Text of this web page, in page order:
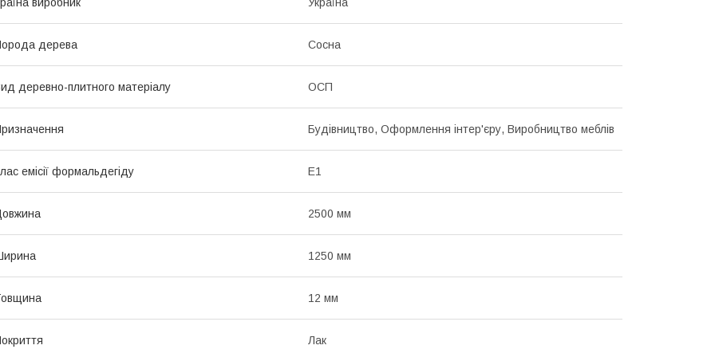
дерева Сосна
деревно-плитного матеріалу ОСП
Будівництво, Оформлення інтер'єру, Виробництво меблів
емісії формальдегіду Е1
2500 мм
1250 мм
12 мм
Лак